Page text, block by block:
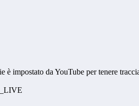
è impostato da YouTube per tenere